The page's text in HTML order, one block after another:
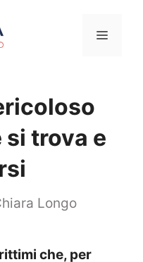
Menu
si trova e
Longo
che, per